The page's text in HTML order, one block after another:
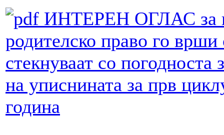
ИНТЕРЕН ОГЛАС за
родителско право го
стекнуваат со
на уписнината за прв
година